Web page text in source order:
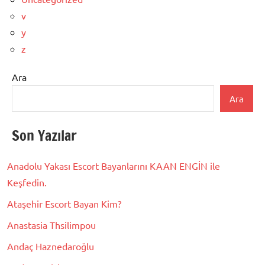
v
y
z
Ara
Ara
Son Yazılar
Anadolu Yakası Escort Bayanlarını KAAN ENGİN ile
Keşfedin.
Ataşehir Escort Bayan Kim?
Anastasia Thsilimpou
Andaç Haznedaroğlu